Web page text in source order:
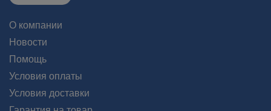
О компании
Новости
Помощь
Условия оплаты
Условия доставки